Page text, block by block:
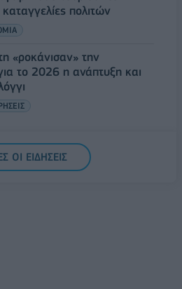
πολιτών
«ροκάνισαν» την
το 2026 η ανάπτυξη και
ΟΙ ΕΙΔΗΣΕΙΣ